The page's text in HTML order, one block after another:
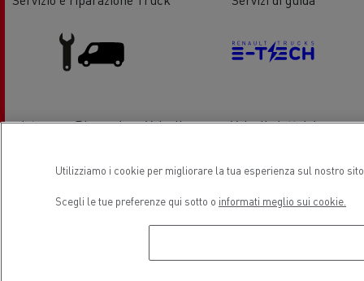
Assistenza e Riparazione Veicoli
Veicoli elettrici
Posizione
Utilizziamo i cookie per migliorare la tua esperienza sul nostro
Scegli le tue preferenze qui sotto o informati meglio sui cookie.